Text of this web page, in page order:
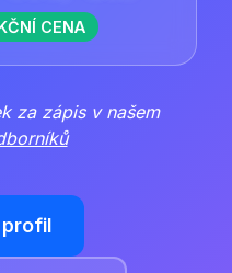
CENA
za zápis v našem